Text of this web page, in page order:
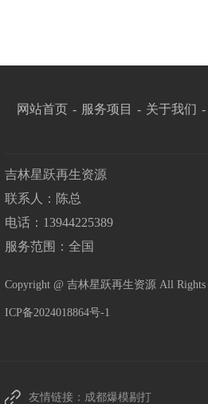
网站首页 - 服务项目 - 关于我们 -
吉林星跃再生资源
联系人：陈总
电话：13944225389
服务范围：全国
Copyright @ 吉林星跃再生资源 All Rights
ICP备2024018864号-1
友情链接： 成都爆模剔打